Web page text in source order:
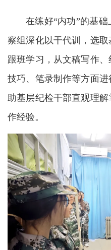
在练好“内功”的基
察组深化以干代训，选
跟班学习，从文稿写作
技巧、笔录制作等方面
助基层纪检干部直观理
作经验。